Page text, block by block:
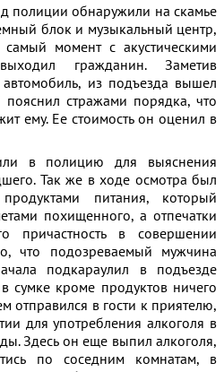
полиции обнаружили на скамье
блок и музыкальный центр,
момент с акустическими
гражданин. Заметив
из подъезда вышел
стражами порядка, что
ему. Ее стоимость он оценил в
в полицию для выяснения
Так же в ходе осмотра был
питания, который
похищенного, а отпечатки
причастность в совершении
что подозреваемый мужчина
подкараулил в подъезде
сумке кроме продуктов ничего
отправился в гости к приятелю,
для употребления алкоголя в
Здесь он еще выпил алкоголя,
по соседним комнатам, в